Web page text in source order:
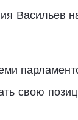
Васильев
свою